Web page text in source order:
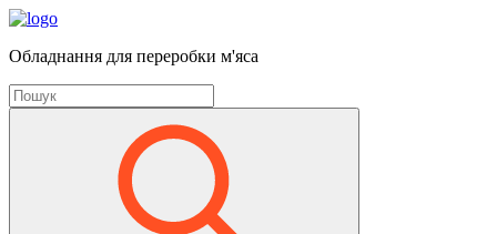
Обладнання для переробки м'яса